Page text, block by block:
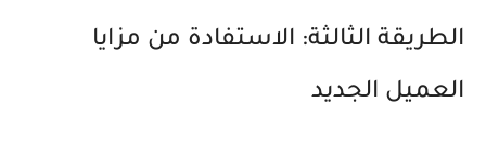
الطريقة الثالثة: الاستفادة من مزايا
العميل الجديد